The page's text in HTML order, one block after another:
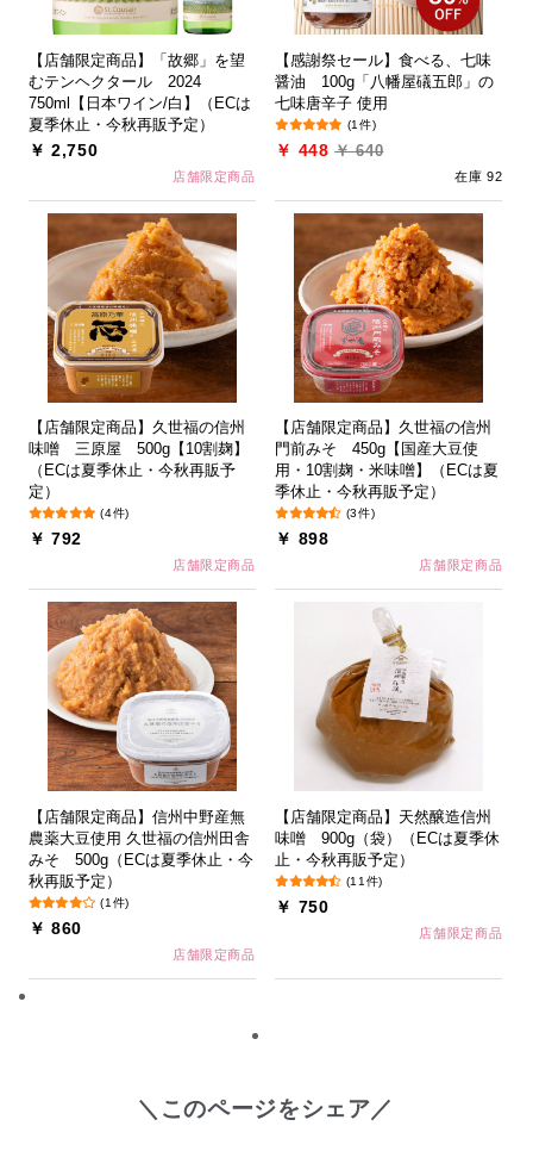
【店舗限定商品】「故郷」を望
むテンヘクタール 2024
750ml【日本ワイン/白】（ECは
夏季休止・今秋再販予定）
￥ 2,750
店舗限定商品
【感謝祭セール】食べる、七味
醤油 100g「八幡屋礒五郎」の
七味唐辛子 使用
(1件)
￥ 448 ￥ 640
在庫 92
【店舗限定商品】久世福の信州
味噌 三原屋 500g【10割麹】
（ECは夏季休止・今秋再販予
定）
(4件)
￥ 792
店舗限定商品
【店舗限定商品】久世福の信州
門前みそ 450g【国産大豆使
用・10割麹・米味噌】（ECは夏
季休止・今秋再販予定）
(3件)
￥ 898
店舗限定商品
【店舗限定商品】信州中野産無
農薬大豆使用 久世福の信州田舎
みそ 500g（ECは夏季休止・今
秋再販予定）
(1件)
￥ 860
店舗限定商品
【店舗限定商品】天然醸造信州
味噌 900g（袋）（ECは夏季休
止・今秋再販予定）
(11件)
￥ 750
店舗限定商品
＼このページをシェア／